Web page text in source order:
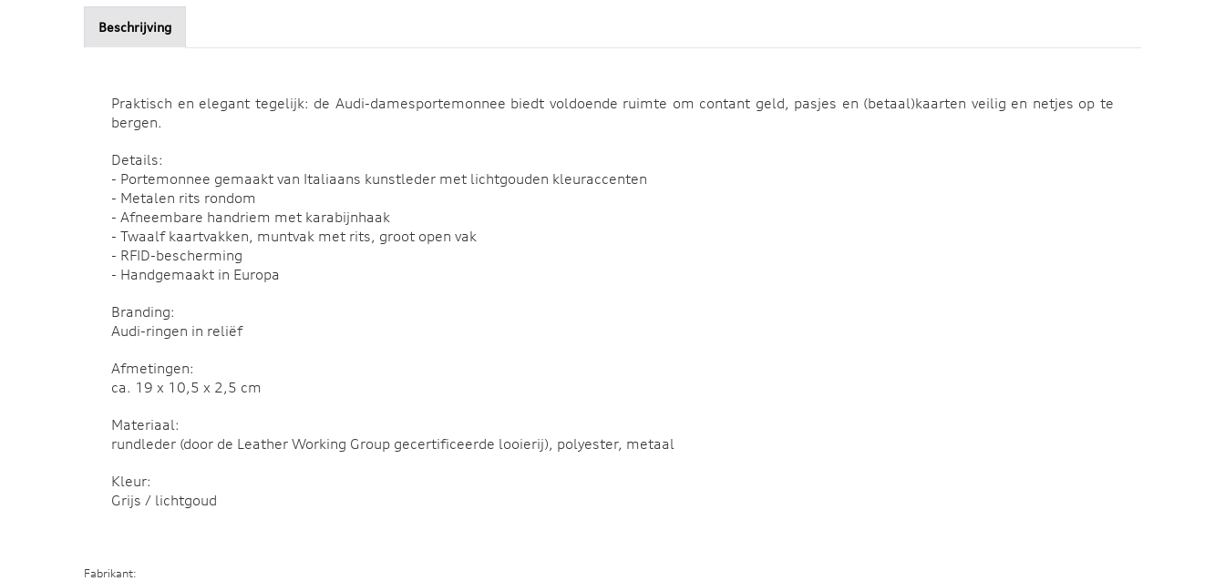
Beschrijving
Praktisch en elegant tegelijk: de Audi-damesportemonnee biedt voldoende ruimte om contant geld, pasjes en (betaal)kaarten veilig en netjes op te
bergen.
Details:
- Portemonnee gemaakt van Italiaans kunstleder met lichtgouden kleuraccenten
- Metalen rits rondom
- Afneembare handriem met karabijnhaak
- Twaalf kaartvakken, muntvak met rits, groot open vak
- RFID-bescherming
- Handgemaakt in Europa
Branding:
Audi-ringen in reliëf
Afmetingen:
ca. 19 x 10,5 x 2,5 cm
Materiaal:
rundleder (door de Leather Working Group gecertificeerde looierij), polyester, metaal
Kleur:
Grijs / lichtgoud
Fabrikant: